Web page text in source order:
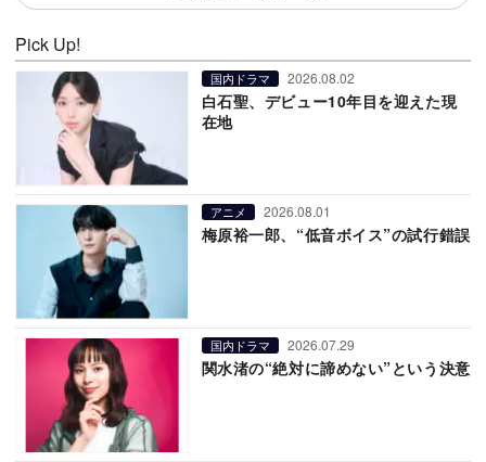
Pick Up!
国内ドラマ 2026.08.02
白石聖、デビュー10年目を迎えた現
在地
アニメ 2026.08.01
梅原裕一郎、“低音ボイス”の試行錯誤
国内ドラマ 2026.07.29
関水渚の“絶対に諦めない”という決意